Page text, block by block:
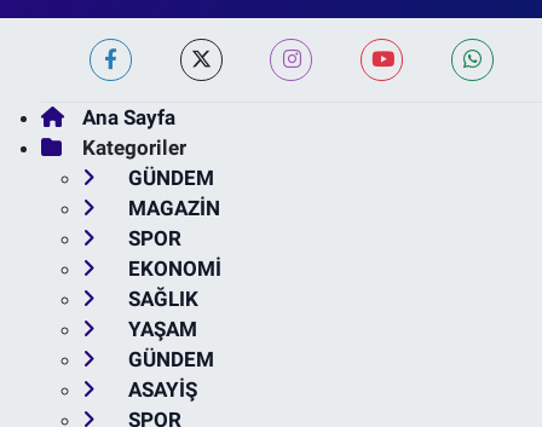
Ana Sayfa
Kategoriler
GÜNDEM
MAGAZİN
SPOR
EKONOMİ
SAĞLIK
YAŞAM
GÜNDEM
ASAYİŞ
SPOR